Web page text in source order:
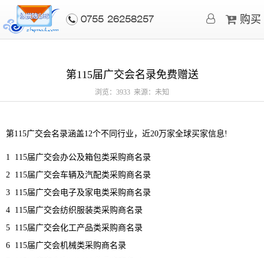
0755-26258257 购买
第115届广交会名录免费赠送
浏览：3933 来源：未知
第115广交会名录涵盖12个不同行业，近20万家全球买家信息!
1 115届广交会办公及箱包类采购商名录
2 115届广交会车辆及汽配类采购商名录
3 115届广交会电子及家电类采购商名录
4 115届广交会纺织服装类采购商名录
5 115届广交会化工产品类采购商名录
6 115届广交会机械类采购商名录